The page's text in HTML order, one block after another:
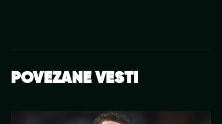
POVEZANE VESTI